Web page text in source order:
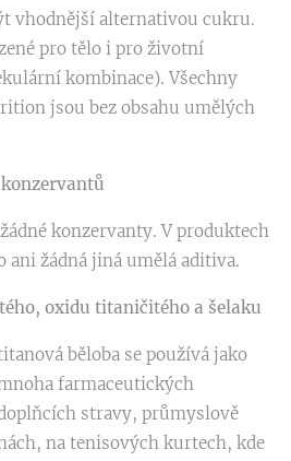
vhodnější alternativou cukru.
pro tělo i pro životní
kombinace). Všechny
jsou bez obsahu umělých
konzervanty. V produktech
ani žádná jiná umělá aditiva.
oxidu titaničitého a šelaku
běloba se používá jako
farmaceutických
stravy, průmyslově
na tenisových kurtech, kde